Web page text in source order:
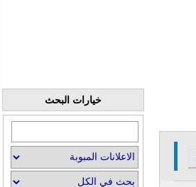
خيارات البحث